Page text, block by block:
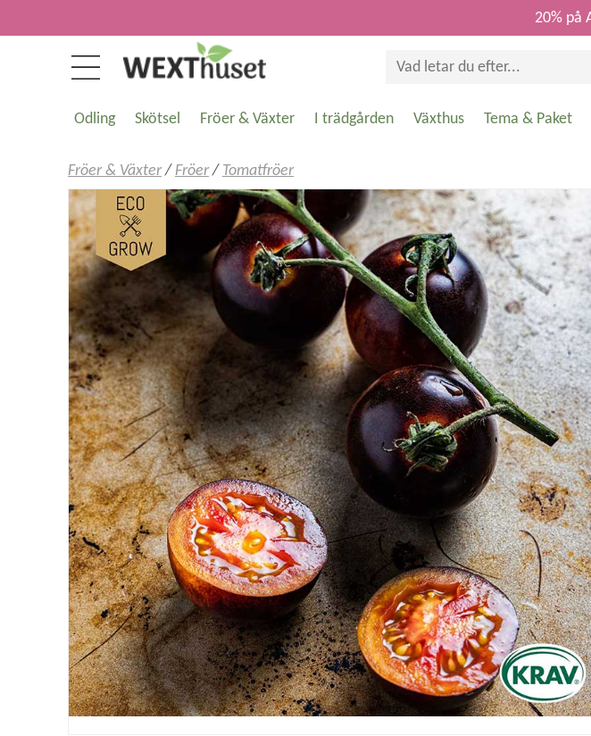
20% på
Odling Skötsel Fröer & Växter I trädgården Växthus Tema & Paket
Fröer & Växter/ Fröer/ Tomatfröer